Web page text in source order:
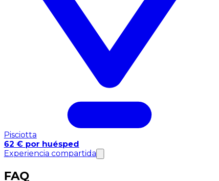
Pisciotta
62 € por huésped
Experiencia compartida
FAQ